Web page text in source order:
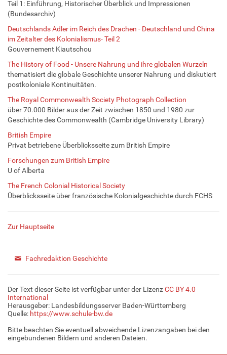
Teil 1: Einführung, Historischer Überblick und Impressionen
(Bundesarchiv)
Deutschlands Adler im Reich des Drachen - Deutschland und China
im Zeitalter des Kolonialismus- Teil 2
Gouvernement Kiautschou
The History of Food - Unsere Nahrung und ihre globalen Wurzeln
thematisiert die globale Geschichte unserer Nahrung und diskutiert
postkoloniale Kontinuitäten.
The Royal Commonwealth Society Photograph Collection
über 70.000 Bilder aus der Zeit zwischen 1850 und 1980 zur
Geschichte des Commonwealth (Cambridge University Library)
British Empire
Privat betriebene Überblicksseite zum British Empire
Forschungen zum British Empire
U of Alberta
The French Colonial Historical Society
Überblicksseite über französische Kolonialgeschichte durch FCHS
Zur Hauptseite
Fachredaktion Geschichte
Der Text dieser Seite ist verfügbar unter der LizenzCC BY 4.0
International
Herausgeber: Landesbildungsserver Baden-Württemberg
Quelle: https://www.schule-bw.de
Bitte beachten Sie eventuell abweichende Lizenzangaben bei den
eingebundenen Bildern und anderen Dateien.